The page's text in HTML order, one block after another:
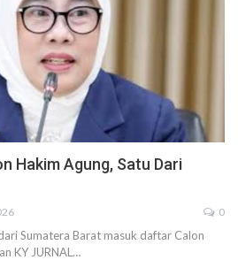
Hakim Agung, Satu Dari
0
Sumatera Barat masuk daftar Calon
KY JURNAL…